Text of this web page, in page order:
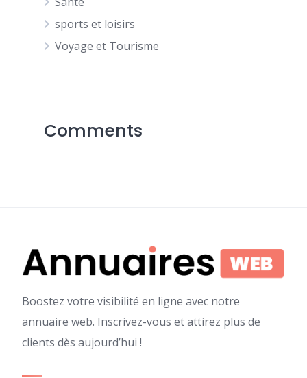
sports et loisirs
Voyage et Tourisme
Comments
Boostez votre visibilité en ligne avec notre
annuaire web. Inscrivez-vous et attirez plus de
clients dès aujourd’hui !